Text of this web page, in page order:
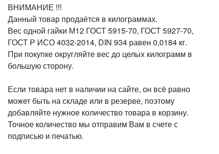
ВНИМАНИЕ !!!
Данный товар продаётся в килограммах.
Вес одной гайки М12 ГОСТ 5915-70, ГОСТ 5927-70,
ГОСТ Р ИСО 4032-2014, DIN 934 равен 0,0184 кг.
При покупке округляйте вес до целых килограмм в
большую сторону.
Если товара нет в наличии на сайте, он всё равно
может быть на складе или в резерве, поэтому
добавляйте нужное количество товара в корзину.
Точное количество мы отправим Вам в счете с
подписью и печатью.